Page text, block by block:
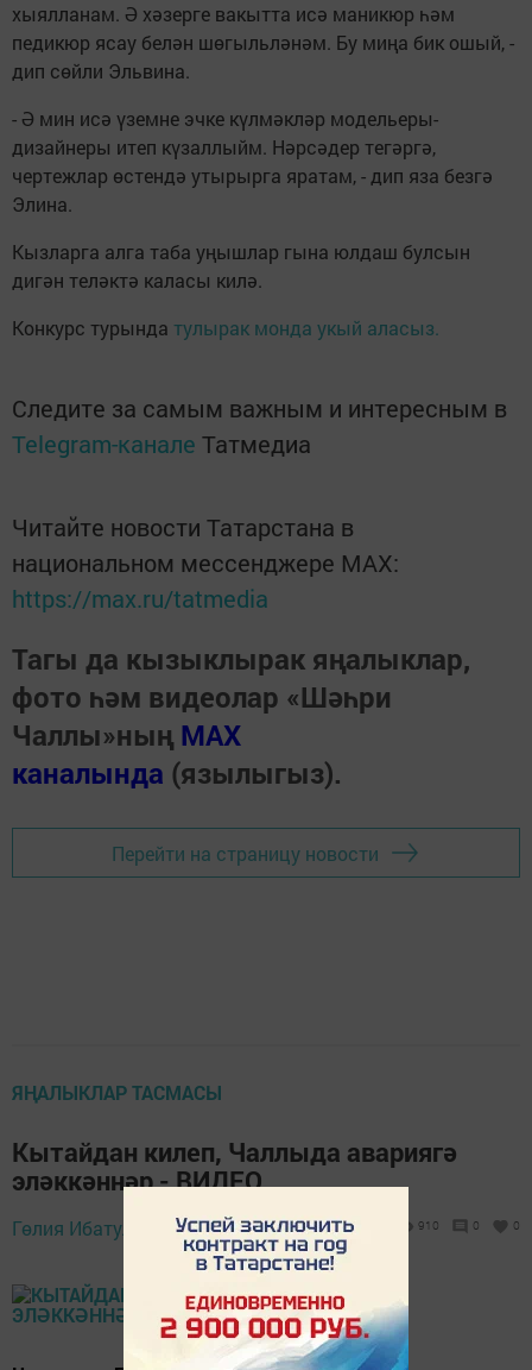
хыялланам. Ә хәзерге вакытта исә маникюр һәм
педикюр ясау белән шөгыльләнәм. Бу миңа бик ошый, -
дип сөйли Эльвина.
- Ә мин исә үземне эчке күлмәкләр модельеры-
дизайнеры итеп күзаллыйм. Нәрсәдер тегәргә,
чертежлар өстендә утырырга яратам, - дип яза безгә
Элина.
Кызларга алга таба уңышлар гына юлдаш булсын
дигән теләктә каласы килә.
Конкурс турында тулырак монда укый аласыз.
Следите за самым важным и интересным в
Telegram-канале Татмедиа
Читайте новости Татарстана в
национальном мессенджере MАХ:
https://max.ru/tatmedia
Тагы да кызыклырак яңалыклар,
фото һәм видеолар «Шәһри
Чаллы»ның MAX
каналында (язылыгыз).
Перейти на страницу новости
ЯҢАЛЫКЛАР ТАСМАСЫ
Кытайдан килеп, Чаллыда авариягә
эләккәннәр - ВИДЕО
Гөлия Ибатуллина, 29 июнь 2022 - 11:46 910 0 0